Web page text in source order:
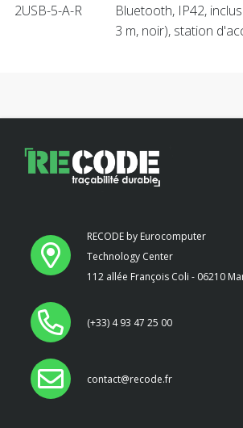
2USB-5-A-R
Bluetooth, IP42,
3 m, noir), station
RECODE by Eurocomputer
Technology Center
112 allée François Coli - 06210
(+33) 4 93 47 25 00
contact@recode.fr